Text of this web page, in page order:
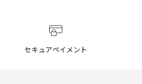
セキュアペイメント